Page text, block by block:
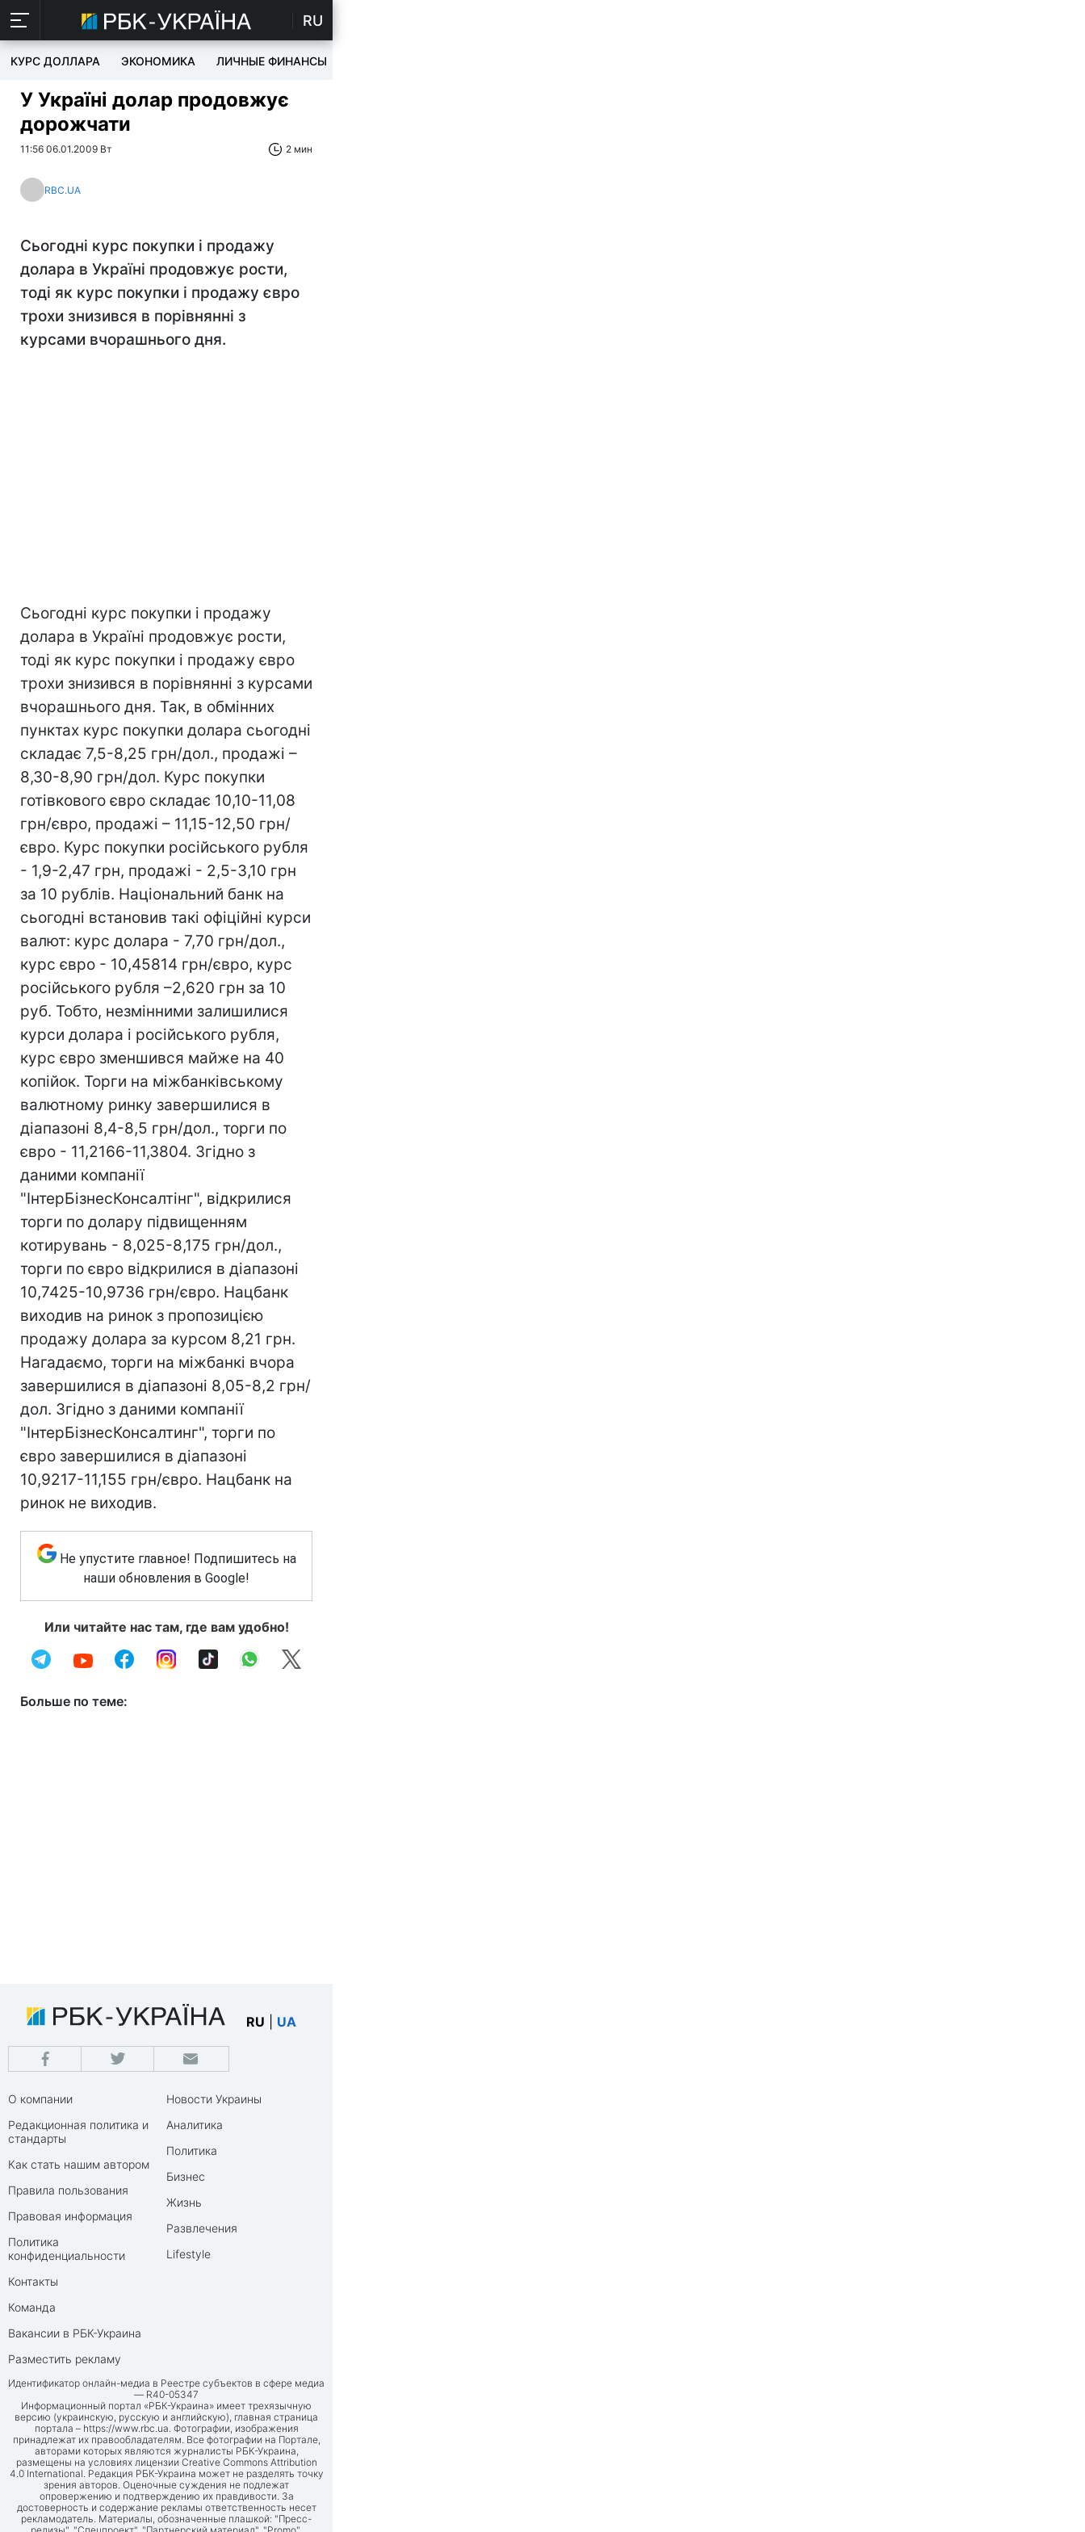
RU
КУРС ДОЛЛАРА ЭКОНОМИКА ЛИЧНЫЕ ФИНАНСЫ
У Україні долар продовжує
дорожчати
11:56 06.01.2009 Вт 2 мин
RBC.UA
Сьогодні курс покупки і продажу
долара в Україні продовжує рости,
тоді як курс покупки і продажу євро
трохи знизився в порівнянні з
курсами вчорашнього дня.
Сьогодні курс покупки і продажу
долара в Україні продовжує рости,
тоді як курс покупки і продажу євро
трохи знизився в порівнянні з курсами
вчорашнього дня. Так, в обмінних
пунктах курс покупки долара сьогодні
складає 7,5-8,25 грн/дол., продажі –
8,30-8,90 грн/дол. Курс покупки
готівкового євро складає 10,10-11,08
грн/євро, продажі – 11,15-12,50 грн/
євро. Курс покупки російського рубля
- 1,9-2,47 грн, продажі - 2,5-3,10 грн
за 10 рублів. Національний банк на
сьогодні встановив такі офіційні курси
валют: курс долара - 7,70 грн/дол.,
курс євро - 10,45814 грн/євро, курс
російського рубля –2,620 грн за 10
руб. Тобто, незмінними залишилися
курси долара і російського рубля,
курс євро зменшився майже на 40
копійок. Торги на міжбанківському
валютному ринку завершилися в
діапазоні 8,4-8,5 грн/дол., торги по
євро - 11,2166-11,3804. Згідно з
даними компанії
"ІнтерБізнесКонсалтінг", відкрилися
торги по долару підвищенням
котирувань - 8,025-8,175 грн/дол.,
торги по євро відкрилися в діапазоні
10,7425-10,9736 грн/євро. Нацбанк
виходив на ринок з пропозицією
продажу долара за курсом 8,21 грн.
Нагадаємо, торги на міжбанкі вчора
завершилися в діапазоні 8,05-8,2 грн/
дол. Згідно з даними компанії
"ІнтерБізнесКонсалтинг", торги по
євро завершилися в діапазоні
10,9217-11,155 грн/євро. Нацбанк на
ринок не виходив.
Не упустите главное! Подпишитесь на
наши обновления в Google!
Или читайте нас там, где вам удобно!
Больше по теме:
RU UA
О компании
Редакционная политика и
стандарты
Как стать нашим автором
Правила пользования
Правовая информация
Политика
конфиденциальности
Контакты
Команда
Вакансии в РБК-Украина
Разместить рекламу
Новости Украины
Аналитика
Политика
Бизнес
Жизнь
Развлечения
Lifestyle
Идентификатор онлайн-медиа в Реестре субъектов в сфере медиа
— R40-05347
Информационный портал «РБК-Украина» имеет трехязычную
версию (украинскую, русскую и английскую), главная страница
портала – https://www.rbc.ua. Фотографии, изображения
принадлежат их правообладателям. Все фотографии на Портале,
авторами которых являются журналисты РБК-Украина,
размещены на условиях лицензии Creative Commons Attribution
4.0 International. Редакция РБК-Украина может не разделять точку
зрения авторов. Оценочные суждения не подлежат
опровержению и подтверждению их правдивости. За
достоверность и содержание рекламы ответственность несет
рекламодатель. Материалы, обозначенные плашкой: "Пресс-